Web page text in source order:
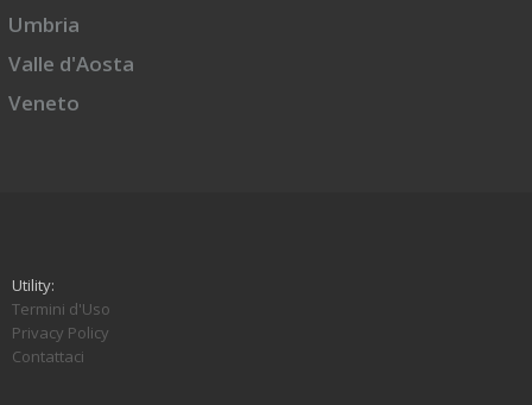
Umbria
Valle d'Aosta
Veneto
Utility:
Termini d'Uso
Privacy Policy
Contattaci